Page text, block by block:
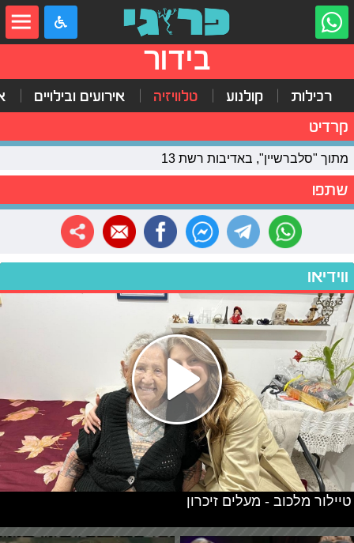
בידור
רכילות קולנוע טלוויזיה אירועים ובילויים
קרדיט
מתוך "סלברשיין", באדיבות רשת 13
שתפו
ווידיאו
טיילור מלכוב - מעלים זיכרון